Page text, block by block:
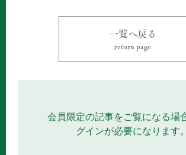
一覧へ戻る
return page
会員限定の記事をご覧になる場
グインが必要になります。